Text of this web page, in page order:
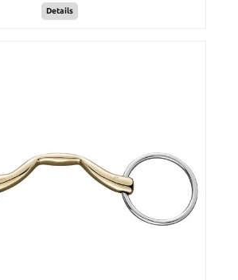
Details